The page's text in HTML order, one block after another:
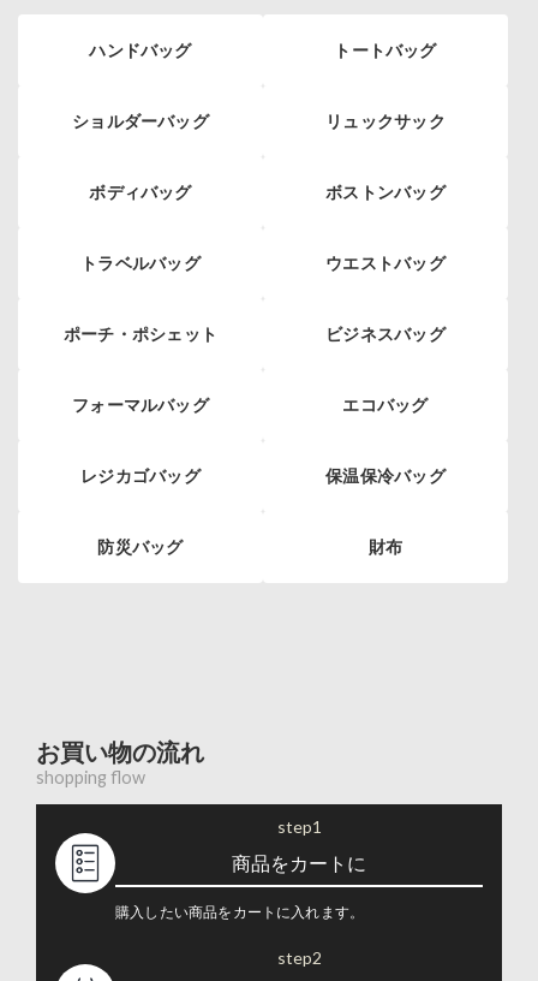
ハンドバッグ トートバッグ
ショルダーバッグ リュックサック
ボディバッグ ボストンバッグ
トラベルバッグ ウエストバッグ
ポーチ・ポシェット ビジネスバッグ
フォーマルバッグ エコバッグ
レジカゴバッグ 保温保冷バッグ
防災バッグ 財布
お買い物の流れ
shopping flow
step1
商品をカートに
購入したい商品をカートに入れます。
step2